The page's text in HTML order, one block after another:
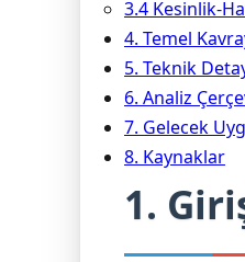
3.4 Kesinlik-
4. Temel
5. Teknik
6. Analiz
7. Gelecek
8. Kaynaklar
1.